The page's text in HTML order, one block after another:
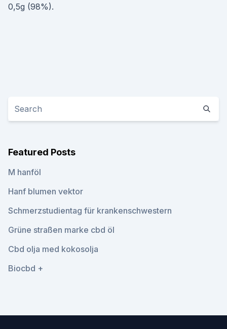
0,5g (98%).
Featured Posts
M hanföl
Hanf blumen vektor
Schmerzstudientag für krankenschwestern
Grüne straßen marke cbd öl
Cbd olja med kokosolja
Biocbd +